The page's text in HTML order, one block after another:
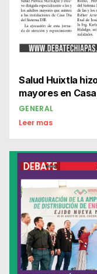
Salud Huixtla
mayores en
GENERAL
Leer mas